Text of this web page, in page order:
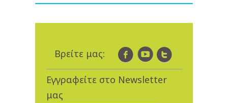
Βρείτε μας:
Εγγραφείτε στο Newsletter
μας